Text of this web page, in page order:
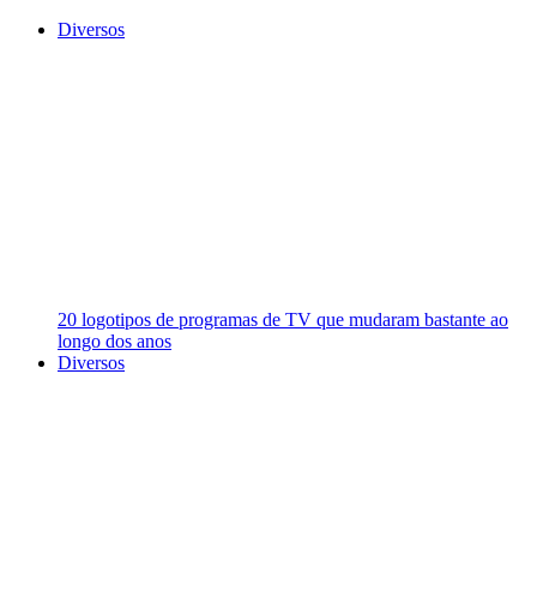
Diversos
20 logotipos de programas de TV que mudaram bastante ao
longo dos anos
Diversos